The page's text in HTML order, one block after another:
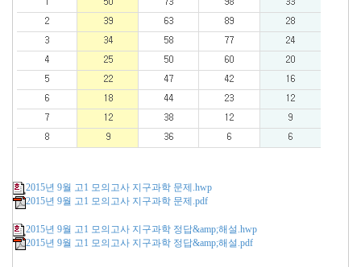
2015년 9월 고1 모의고사 지구과학 문제.hwp
2015년 9월 고1 모의고사 지구과학 문제.pdf
2015년 9월 고1 모의고사 지구과학 정답&amp;해설.hwp
2015년 9월 고1 모의고사 지구과학 정답&amp;해설.pdf